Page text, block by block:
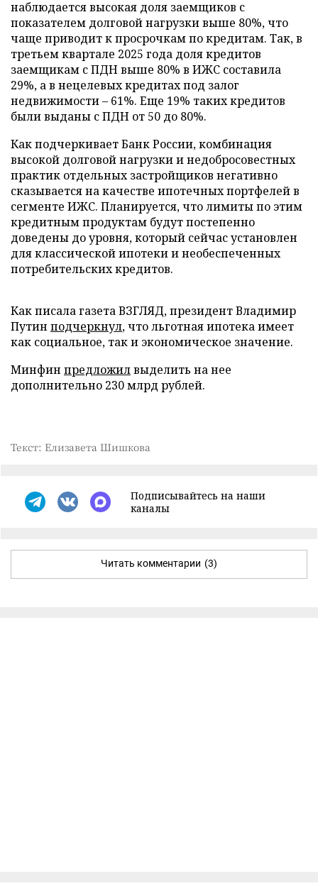
наблюдается высокая доля заемщиков с
показателем долговой нагрузки выше 80%, что
чаще приводит к просрочкам по кредитам. Так, в
третьем квартале 2025 года доля кредитов
заемщикам с ПДН выше 80% в ИЖС составила
29%, а в нецелевых кредитах под залог
недвижимости – 61%. Еще 19% таких кредитов
были выданы с ПДН от 50 до 80%.
Как подчеркивает Банк России, комбинация
высокой долговой нагрузки и недобросовестных
практик отдельных застройщиков негативно
сказывается на качестве ипотечных портфелей в
сегменте ИЖС. Планируется, что лимиты по этим
кредитным продуктам будут постепенно
доведены до уровня, который сейчас установлен
для классической ипотеки и необеспеченных
потребительских кредитов.
Как писала газета ВЗГЛЯД, президент Владимир
Путин подчеркнул, что льготная ипотека имеет
как социальное, так и экономическое значение.
Минфин предложилвыделить на нее
дополнительно 230 млрд рублей.
Текст: Елизавета Шишкова
Подписывайтесь на наши
каналы
Читать комментарии (3)